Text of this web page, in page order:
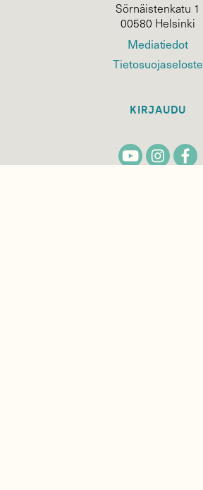
Sörnäistenkatu 1
00580 Helsinki
Mediatiedot
Tietosuojaseloste
KIRJAUDU